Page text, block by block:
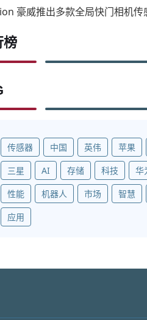
豪威推出多款全局快门相机
榜
传感器 中国 英伟
苹果
三星 AI 存储 科技
华
性能 机器人 市场
智慧
应用